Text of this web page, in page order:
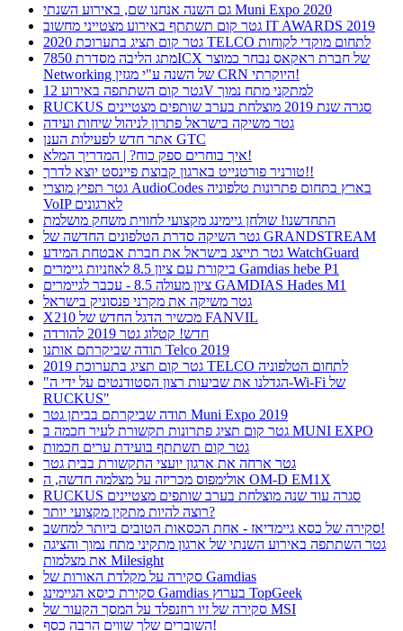
גם השנה אנחנו שם, באירוע השנתי Muni Expo 2020
גטר קום תשתתף באירוע מצטייני מחשוב IT AWARDS 2019
גטר קום תציג בתערוכת 2020 TELCO לתחום מוקדי לקוחות
מתג הליבה מסדרת 7850ICX של חברת ראקאס נבחר כמוצר
Networking של השנה ע"י מגזין CRN היוקרתי!
גטר קום השתתפה באירוע 12V למתקני מתח נמוך
RUCKUS סגרה שנת 2019 מוצלחת בערב שותפים מצטיינים
גטר משיקה בישראל פתרון לניהול שיחות ועידה
אתר חדש לפעילות הענן GTC
איך בוחרים ספק כוח? | המדריך המלא!
טורניר פורטנייט בארגון קבוצת פיינסט יוצא לדרך!!
גטר תפיץ מוצרי AudioCodes בארץ בתחום פתרונות טלפוניה
VoIP לארגונים
התחדשנו! שולחן גיימינג מקצועי לחווית משחק מושלמת
גטר השיקה סדרת הטלפונים החדשה של GRANDSTREAM
גטר תייצג בישראל את חברת אבטחת המידע WatchGuard
ביקורת עם ציון 8.5 לאוזניות גיימרים Gamdias hebe P1
ציון מעולה 8.5 - עכבר לגיימרים GAMDIAS Hades M1
גטר משיקה את מקרני פנסוניק בישראל
X210 מכשיר הדגל החדש של FANVIL
חדש! קטלוג גטר 2019 להורדה
תודה שביקרתם אותנו Telco 2019
גטר קום תציג בתערוכת 2019 TELCO לתחום הטלפוניה
"הגדלנו את שביעות רצון הסטודנטים על ידי ה-Wi-Fi של
RUCKUS"
תודה שביקרתם בביתן גטר Muni Expo 2019
גטר קום תציג פתרונות תקשורת לעיר חכמה ב MUNI EXPO
גטר קום תשתתף בועידת ערים חכמות
גטר ארחה את ארגון יועצי התקשורת בבית גטר
אולימפוס מכריזה על מצלמה חדשה, ה OM-D EM1X
RUCKUS סגרה עוד שנה מוצלחת בערב שותפים מצטיינים
רוצה להיות מתקין מקצועי יותר?
סקירה של כסא גיימדיאז - אחת הכסאות הטובים ביותר למחשב!
גטר השתתפה באירוע השנתי של ארגון מתקיני מתח נמוך והציגה
את מצלמות Milesight
סקירה על מקלדת האורות של Gamdias
סקירת כיסא הגיימינג Gamdias בערוץ TopGeek
סקירה של זיו רוזנפלד על המסך הקעור של MSI
השוברים שלך שווים הרבה כסף!